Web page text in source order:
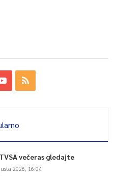
večeras gledajte
2026, 16:04